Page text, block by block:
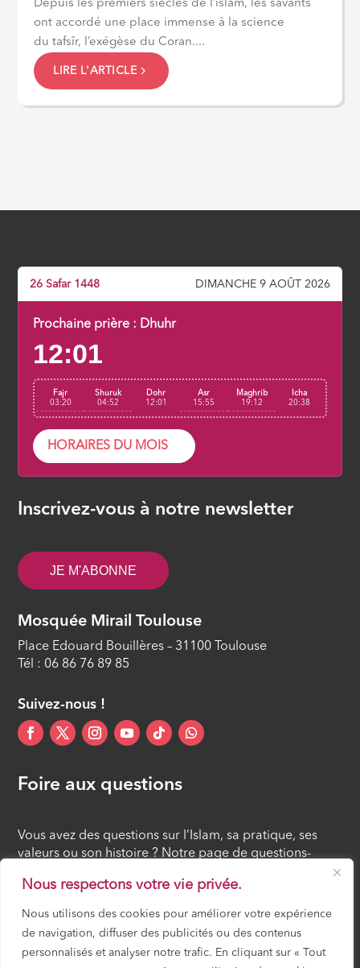
Nous respectons votre vie privée.
Nous utilisons des cookies pour améliorer votre expérience
de navigation, diffuser des publicités ou des contenus
personnalisés et analyser notre trafic. En cliquant sur « Tout
Depuis les premiers siècles de l’islam, les savants
ont accordé une place immense à la science
du tafsîr, l’exégèse du Coran....
LIRE L'ARTICLE
26 Safar 1448 DIMANCHE 9 AOÛT 2026
Prochaine prière : Dhuhr
12:01
Fajr
03:20
Shuruk
04:52
Dohr
12:01
Asr
15:55
Maghrib
19:12
Icha
20:38
HORAIRES DU MOIS
Inscrivez-vous à notre newsletter
JE M'ABONNE
Mosquée Mirail Toulouse
Place Edouard Bouillères – 31100 Toulouse
Tél : 06 86 76 89 85
Suivez-nous !
Foire aux questions
Vous avez des questions sur l’Islam, sa pratique, ses
valeurs ou son histoire ? Notre page de questions-
réponses rassemble des réponses claires et accessibles
à tous, croyants ou simples curieux.
FOIRE AUX QUESTIONS